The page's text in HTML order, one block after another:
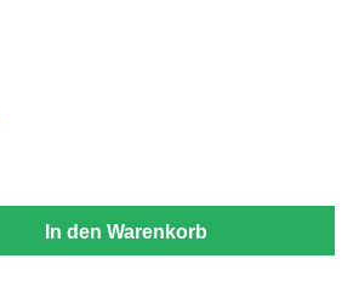
In den Warenkorb